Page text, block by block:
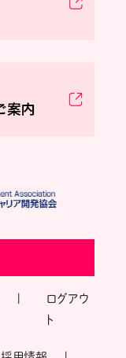
ログアウ
ト